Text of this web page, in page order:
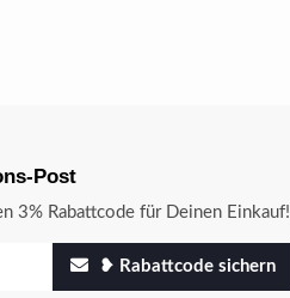
Post
3% Rabattcode für Deinen Einkauf!
❥ Rabattcode sichern